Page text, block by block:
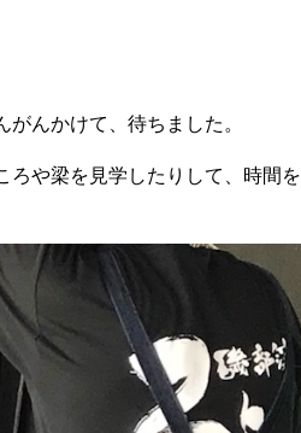
んかけて、待ちました。
ろや梁を見学したりして、時間を